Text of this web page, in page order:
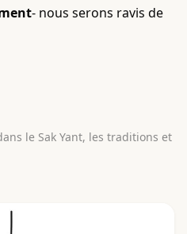
- nous serons ravis de
le Sak Yant, les traditions et